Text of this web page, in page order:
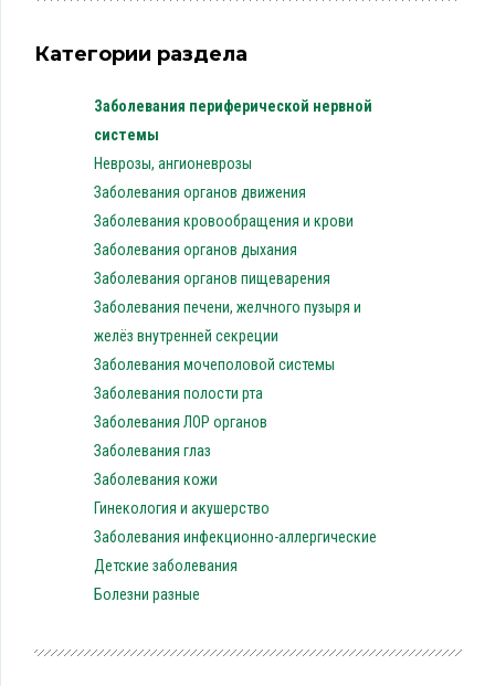
Категории раздела
Заболевания периферической нервной
системы
Неврозы, ангионеврозы
Заболевания органов движения
Заболевания кровообращения и крови
Заболевания органов дыхания
Заболевания органов пищеварения
Заболевания печени, желчного пузыря и
желёз внутренней секреции
Заболевания мочеполовой системы
Заболевания полости рта
Заболевания ЛОР органов
Заболевания глаз
Заболевания кожи
Гинекология и акушерство
Заболевания инфекционно-аллергические
Детские заболевания
Болезни разные